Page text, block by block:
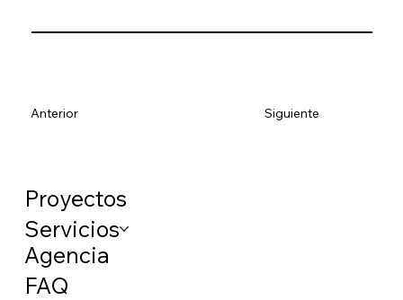
Anterior Siguiente
Proyectos
Servicios
Agencia
FAQ